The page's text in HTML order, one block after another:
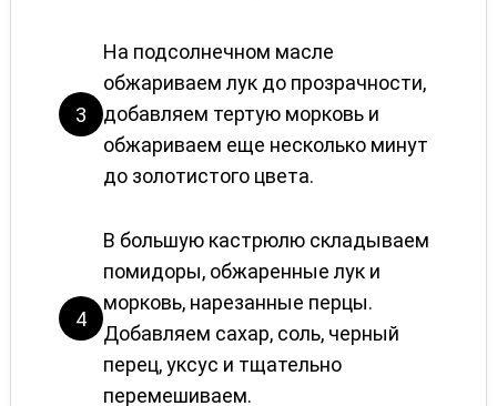
3
На подсолнечном масле
обжариваем лук до прозрачности,
добавляем тертую морковь и
обжариваем еще несколько минут
до золотистого цвета.
4
В большую кастрюлю складываем
помидоры, обжаренные лук и
морковь, нарезанные перцы.
Добавляем сахар, соль, черный
перец, уксус и тщательно
перемешиваем.